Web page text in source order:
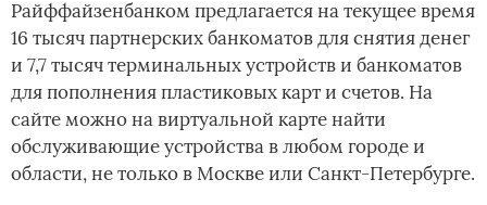
Райффайзенбанком предлагается на текущее время
16 тысяч партнерских банкоматов для снятия денег
и 7,7 тысяч терминальных устройств и банкоматов
для пополнения пластиковых карт и счетов. На
сайте можно на виртуальной карте найти
обслуживающие устройства в любом городе и
области, не только в Москве или Санкт-Петербурге.